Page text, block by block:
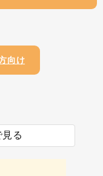
向け
る